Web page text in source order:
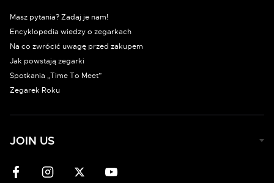
Masz pytania? Zadaj je nam!
Encyklopedia wiedzy o zegarkach
Na co zwrócić uwagę przed zakupem
Jak powstają zegarki
Spotkania „Time To Meet”
Zegarek Roku
JOIN US